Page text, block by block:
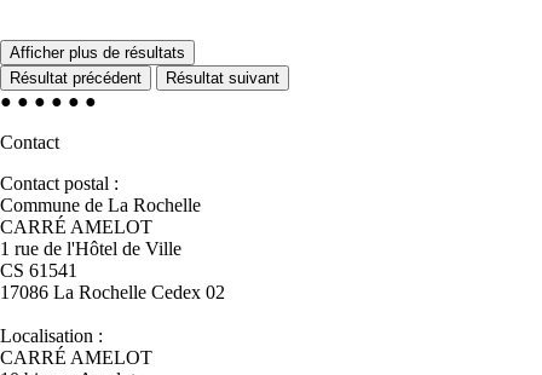
Afficher plus de résultats
Résultat précédent
Résultat suivant
● ● ● ● ● ●
Contact
Contact postal :
Commune de La Rochelle
CARRÉ AMELOT
1 rue de l'Hôtel de Ville
CS 61541
17086 La Rochelle Cedex 02
Localisation :
CARRÉ AMELOT